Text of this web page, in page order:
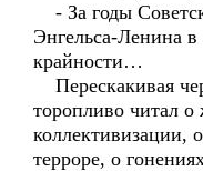
- За годы
Энгельса-Ленина
крайности…
Перескакивая
торопливо читал о
коллективизации,
терроре, о